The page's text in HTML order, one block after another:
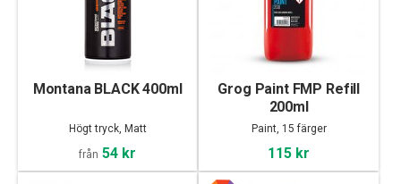
Montana BLACK 400ml
Högt tryck, Matt
från 54 kr
Grog Paint FMP Refill
200ml
Paint, 15 färger
115 kr